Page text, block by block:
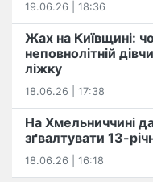
19.06.26 | 18:36
Жах на Київщині:
неповнолітній
ліжку
18.06.26 | 17:38
На Хмельниччині
зґвалтувати 13-
18.06.26 | 16:18